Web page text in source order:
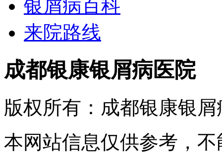
银屑病百科
来院路线
成都银康银屑病医院
版权所有：成都银康银
本网站信息仅供参考，